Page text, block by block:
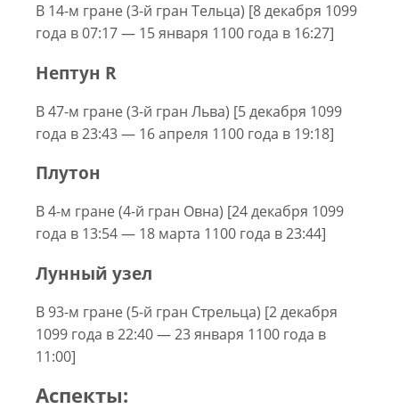
В 14-м гране (3-й гран Тельца) [8 декабря 1099
года в 07:17 — 15 января 1100 года в 16:27]
Нептун R
В 47-м гране (3-й гран Льва) [5 декабря 1099
года в 23:43 — 16 апреля 1100 года в 19:18]
Плутон
В 4-м гране (4-й гран Овна) [24 декабря 1099
года в 13:54 — 18 марта 1100 года в 23:44]
Лунный узел
В 93-м гране (5-й гран Стрельца) [2 декабря
1099 года в 22:40 — 23 января 1100 года в
11:00]
Аспекты: